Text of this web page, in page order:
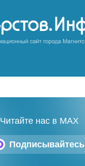
Подписывайтесь
Читайте нас в MAX